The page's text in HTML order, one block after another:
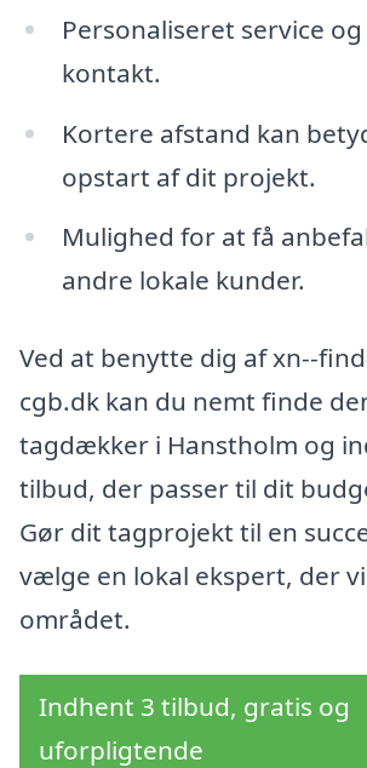
Personaliseret service
kontakt.
Kortere afstand kan
opstart af dit projekt.
Mulighed for at få
andre lokale kunder.
Ved at benytte dig af xn--
cgb.dk kan du nemt finde
tagdækker i Hanstholm og
tilbud, der passer til dit
Gør dit tagprojekt til en
vælge en lokal ekspert, der
området.
Indhent 3 tilbud, gratis og
uforpligtende